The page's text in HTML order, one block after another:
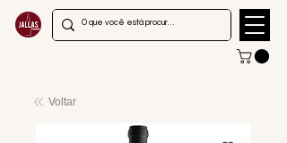
Voltar